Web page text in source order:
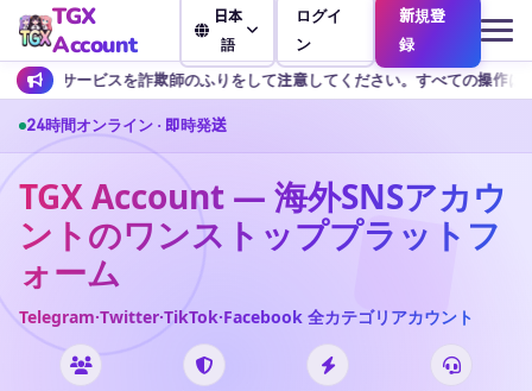
TGX
Account
日本
語
ログイ
ン
新規登
録
のふりをして注意してください。すべての操作は式プラットフォームを
24時間オンライン · 即時発送
TGX Account — 海外SNSアカウ
ントのワンストッププラットフ
ォーム
Telegram·Twitter·TikTok·Facebook 全カテゴリアカウント